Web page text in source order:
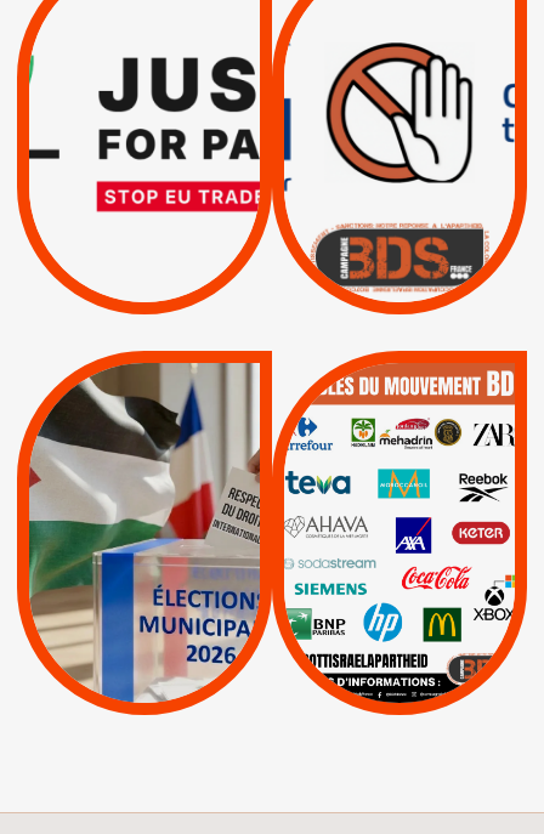
SUSPENSION
TOTALE DE
L’ACCORD
D’ASSOCIATION UE-
ISRAËL
| Actus Pétitions
RESPECT DU DROIT
INTERNATIONAL ?
TRUMP, MACRON :
MÊME COMBAT
| Actus |
| Boycott militaire |
Lettres d'interpellation
MUNICIPALES 2026 :
JE VOTE POUR LE
RESPECT DU DROIT
INTERNATIONAL EN
PALESTINE
APPELS | Actus |
Espaces Sans
Apartheid
| Lettres d'interpellation
Pétitions
QUE BOYCOTTER ?
BOYCOTT /
AXA BNP | CAF |
Carrefour | HP |
Keter |
Livres et brochures |
Mehadrin | PUMA
Sodastream |
Visuels, tracts,
affiches,...